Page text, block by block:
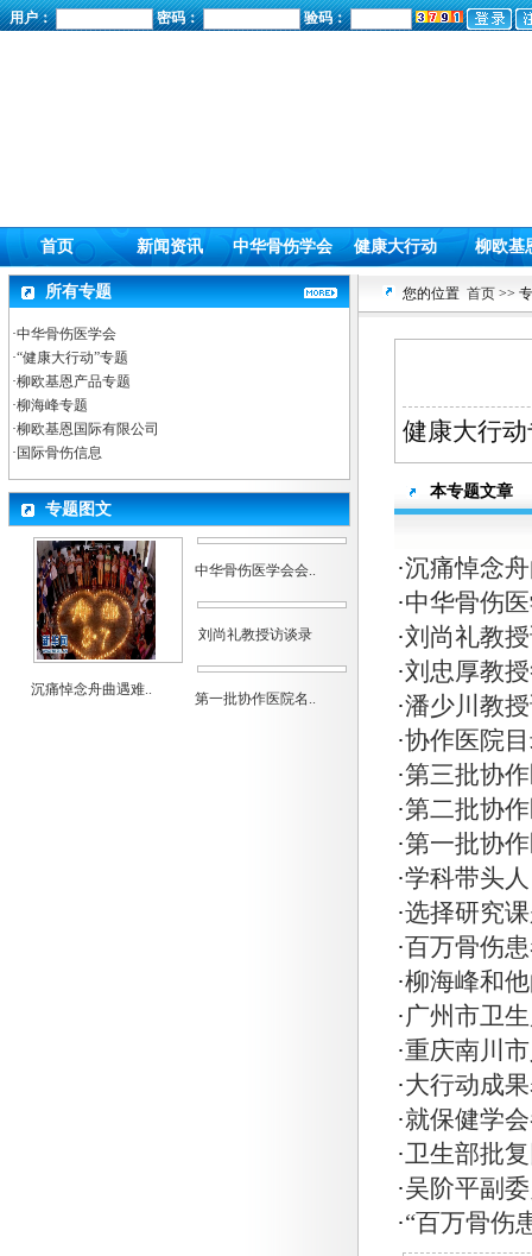
用户： 密码： 验码：
首页 新闻资讯 中华骨伤学会 健康大行动 柳欧基
所有专题
·中华骨伤医学会
·“健康大行动”专题
·柳欧基恩产品专题
·柳海峰专题
·柳欧基恩国际有限公司
· 国际骨伤信息
专题图文
沉痛悼念舟曲遇难..
中华骨伤医学会会..
刘尚礼教授访谈录
第一批协作医院名..
您的位置 首页 >>
健康大行
本专题文章
·沉痛悼念
·中华骨伤
·刘尚礼教
·刘忠厚教
·潘少川教
·协作医院
·第三批协
·第二批协
·第一批协
·学科带头
·选择研究
·百万骨伤
·柳海峰和
·广州市卫
·重庆南川
·大行动成
·就保健学
·卫生部批
·吴阶平副
·“百万骨伤